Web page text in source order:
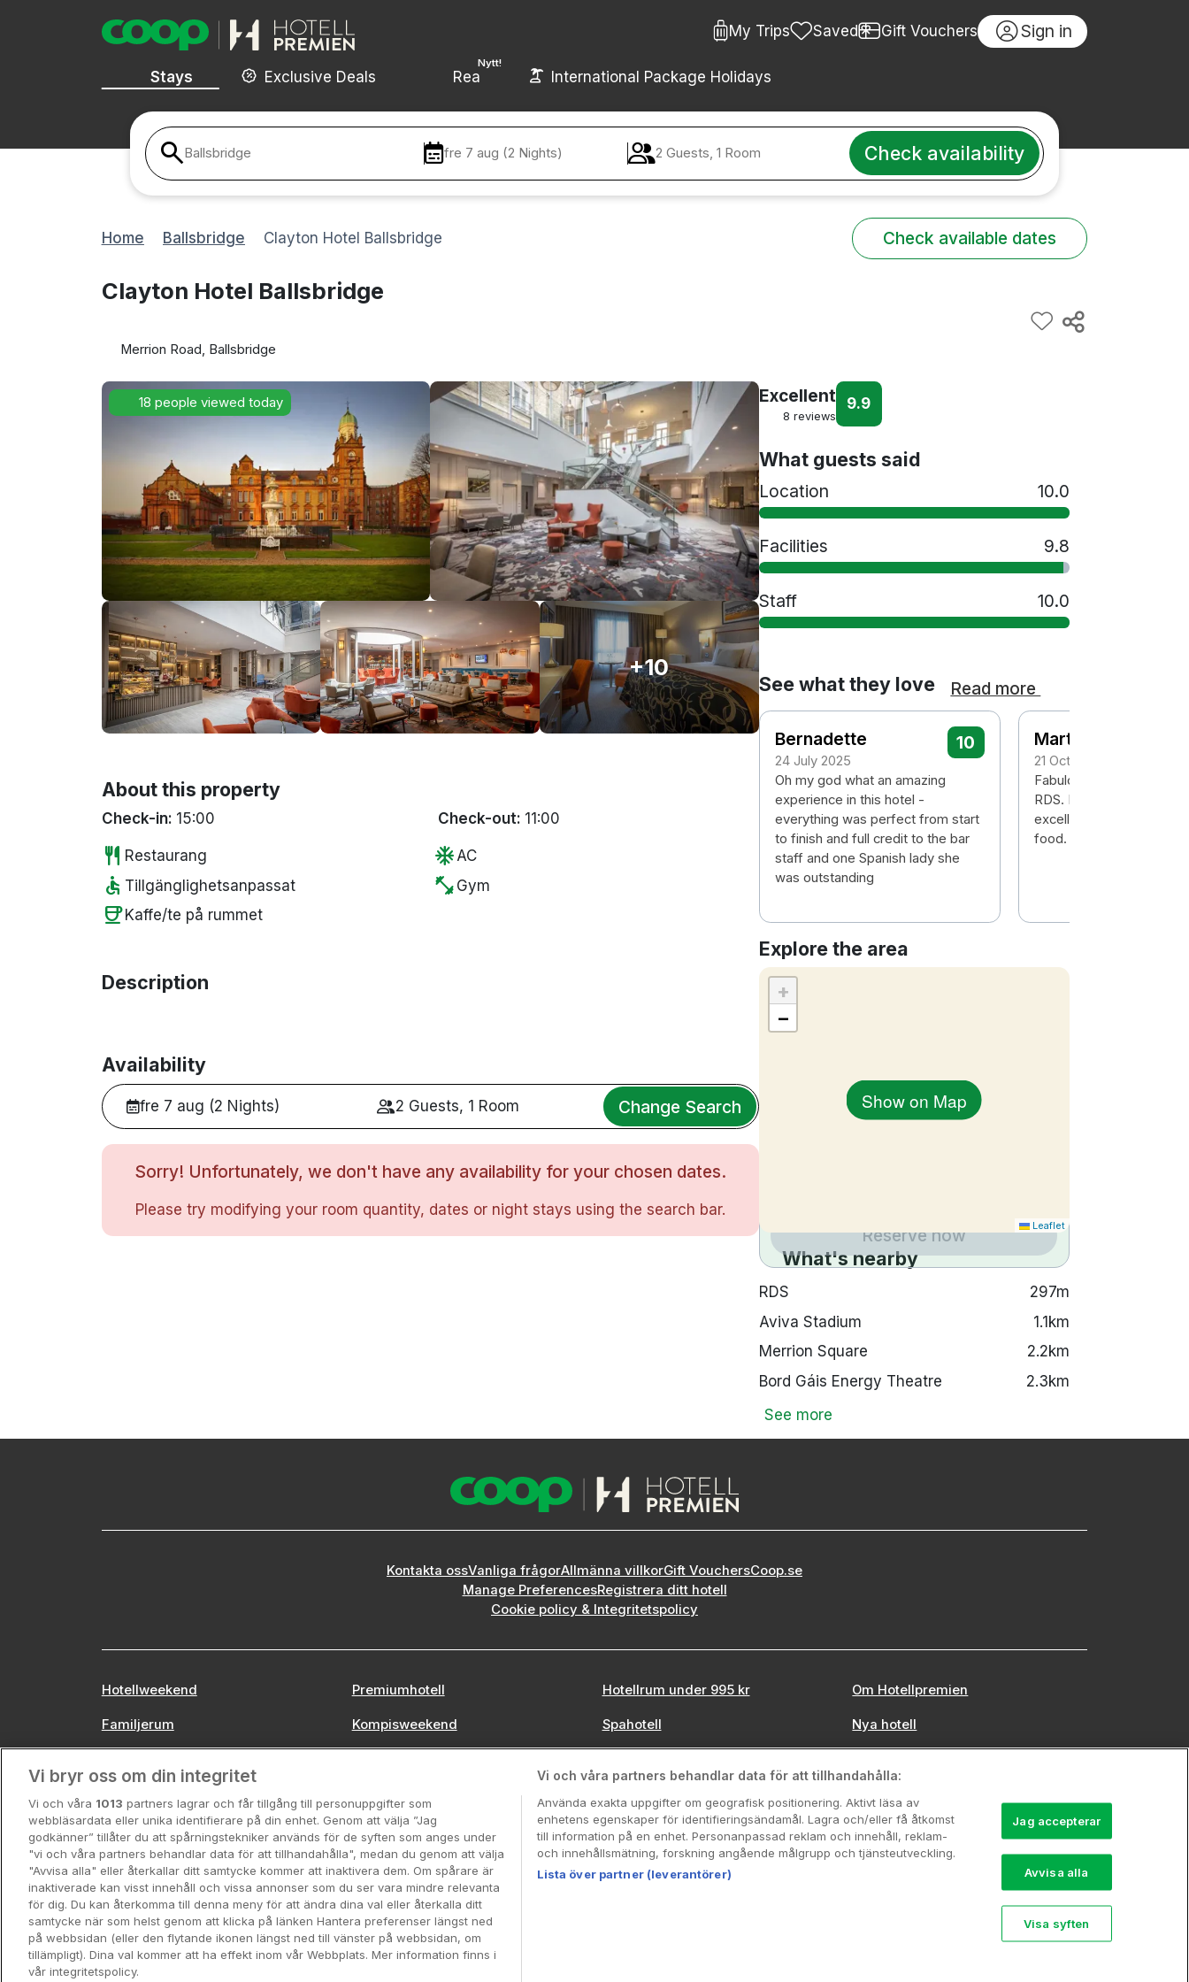
My Trips Saved Gift Vouchers Sign in
Stays Exclusive Deals
Nytt!
Rea International Package Holidays
Ballsbridge fre 7 aug (2 Nights) 2 Guests, 1 Room Check availability
Home Ballsbridge Clayton Hotel Ballsbridge Check available dates
Clayton Hotel Ballsbridge
Merrion Road, Ballsbridge
18 people viewed today
+10
About this property
Check-in: 15:00 Check-out: 11:00
restaurant Restaurang ac_unit AC
accessible Tillgänglighetsanpassat fitness_center Gym
coffee Kaffe/te på rummet
Description
Availability
fre 7 aug (2 Nights) 2 Guests, 1 Room Change Search
Sorry! Unfortunately, we don't have any availability for your chosen dates.
Please try modifying your room quantity, dates or night stays using the search bar.
Excellent
8 reviews
9.9
What guests said
Location 10.0
Facilities 9.8
Staff 10.0
See what they love Read more
Bernadette
24 July 2025
10
Oh my god what an amazing
experience in this hotel -
everything was perfect from start
to finish and full credit to the bar
staff and one Spanish lady she
was outstanding
Martina
21 October 2024
Fabulous location right
RDS. Hotel was very
excellent service and
food. Highly
Explore the area
Show on Map
+
−
Leaflet
What's nearby
RDS
297m
Aviva Stadium
1.1km
Merrion Square
2.2km
Bord Gáis Energy Theatre
2.3km
See more
Reserve now
Kontakta ossVanliga frågorAllmänna villkorGift VouchersCoop.se
Manage PreferencesRegistrera ditt hotell
Cookie policy & Integritetspolicy
Hotellweekend
Familjerum
Premiumhotell
Kompisweekend
Hotellrum under 995 kr
Spahotell
Om Hotellpremien
Nya hotell
Booking Enquiries:info@hotellpremien.se
Hotellsupport: scandinavian@digibreaks.com
Hotellpremien.se av en del av Coop Sverige. Coop Sverige 171 88 Solna, Telefon: 010-742 00 00, Org.nr: 556710-5480.
Läs mer om Coops Partnererbjudande:
Vi bryr oss om din integritet
Vi och våra 1013 partners lagrar och får tillgång till personuppgifter som
webbläsardata eller unika identifierare på din enhet. Genom att välja ”Jag
godkänner” tillåter du att spårningstekniker används för de syften som anges under
"vi och våra partners behandlar data för att tillhandahålla", medan du genom att välja
"Avvisa alla" eller återkallar ditt samtycke kommer att inaktivera dem. Om spårare är
inaktiverade kan visst innehåll och vissa annonser som du ser vara mindre relevanta
för dig. Du kan återkomma till denna meny för att ändra dina val eller återkalla ditt
samtycke när som helst genom att klicka på länken Hantera preferenser längst ned
på webbsidan (eller den flytande ikonen längst ned till vänster på webbsidan, om
tillämpligt). Dina val kommer att ha effekt inom vår Webbplats. Mer information finns i
vår integritetspolicy.
Vi och våra partners behandlar data för att tillhandahålla:
Använda exakta uppgifter om geografisk positionering. Aktivt läsa av
enhetens egenskaper för identifieringsändamål. Lagra och/eller få åtkomst
till information på en enhet. Personanpassad reklam och innehåll, reklam-
och innehållsmätning, forskning angående målgrupp och tjänsteutveckling.
Lista över partner (leverantörer)
Jag accepterar
Avvisa alla
Visa syften